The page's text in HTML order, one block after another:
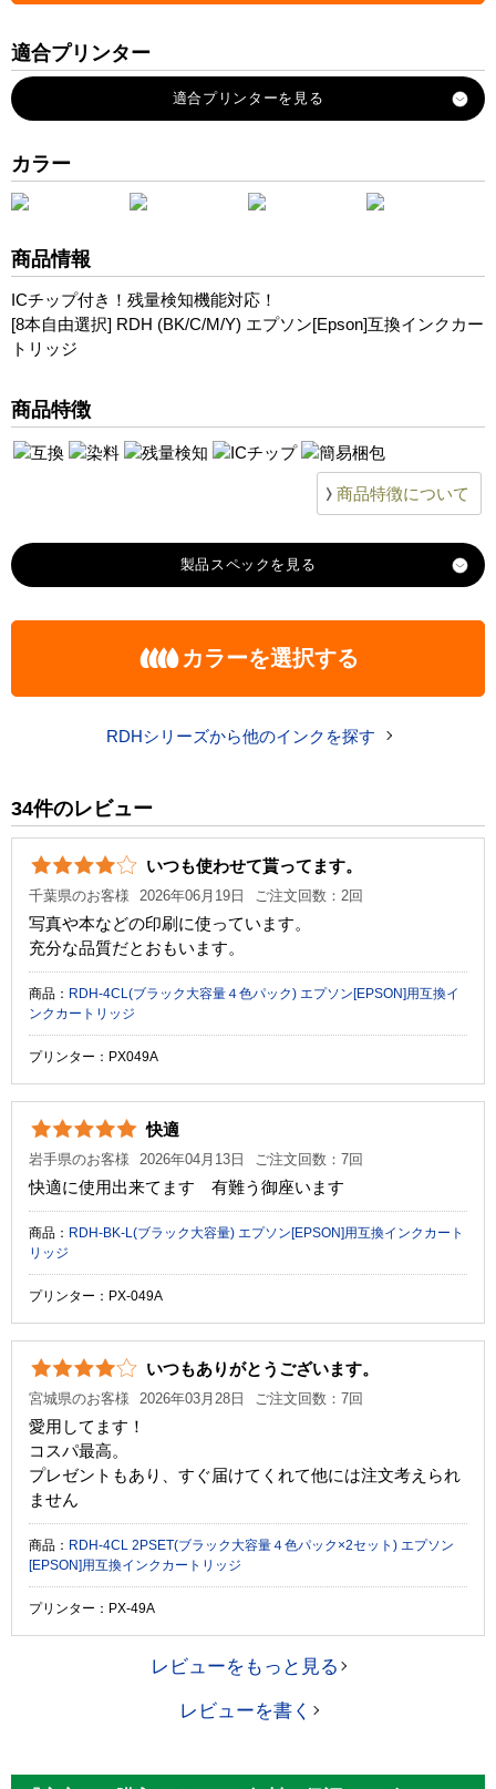
適合プリンター
PX-049A
カラー
商品情報
ICチップ付き！残量検知機能対応！
[8本自由選択] RDH (BK/C/M/Y) エプソン[Epson]互換インクカー
トリッジ
商品特徴
商品特徴について
製品スペック
エプソン
税込価格
純正参考価格
カラー ブラック シアン マゼンタ
顔料・染料 染料
ICチップ あり
製品タイプ
カラーを選択する
RDHシリーズから他のインクを探す
34件のレビュー
いつも使わせて貰ってます。
千葉県のお客様 2026年06月19日 ご注文回数：2回
写真や本などの印刷に使っています。
充分な品質だとおもいます。
商品： RDH-4CL(ブラック大容量４色パック) エプソン[EPSON]用互換イ
ンクカートリッジ
プリンター：PX049A
快適
岩手県のお客様 2026年04月13日 ご注文回数：7回
快適に使用出来てます 有難う御座います
商品： RDH-BK-L(ブラック大容量) エプソン[EPSON]用互換インクカート
リッジ
プリンター：PX-049A
いつもありがとうございます。
宮城県のお客様 2026年03月28日 ご注文回数：7回
愛用してます！
コスパ最高。
プレゼントもあり、すぐ届けてくれて他には注文考えられ
ません
商品： RDH-4CL 2PSET(ブラック大容量４色パック×2セット) エプソン
[EPSON]用互換インクカートリッジ
プリンター：PX-49A
レビューをもっと見る
レビューを書く